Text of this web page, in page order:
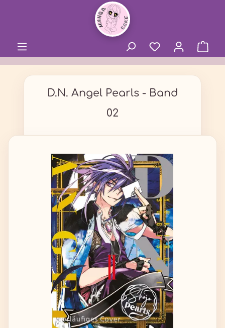
D.N. Angel Pearls - Band
02
Bildergalerie überspringen